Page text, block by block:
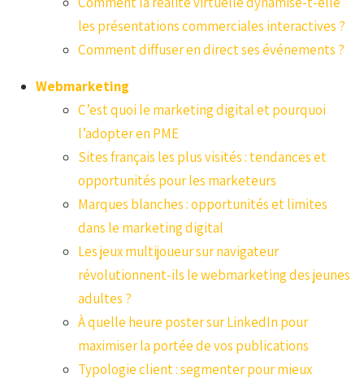
les présentations commerciales interactives ?
Comment diffuser en direct ses événements ?
Webmarketing
C’est quoi le marketing digital et pourquoi
l’adopter en PME
Sites français les plus visités : tendances et
opportunités pour les marketeurs
Marques blanches : opportunités et limites
dans le marketing digital
Les jeux multijoueur sur navigateur
révolutionnent-ils le webmarketing des jeunes
adultes ?
À quelle heure poster sur LinkedIn pour
maximiser la portée de vos publications
Typologie client : segmenter pour mieux